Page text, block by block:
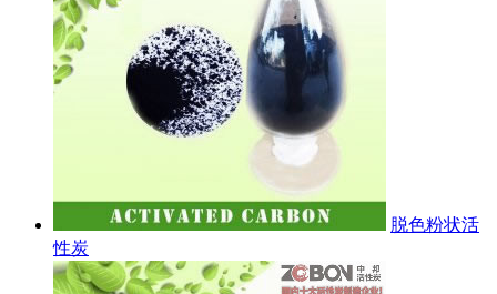
脱色粉状活
性炭